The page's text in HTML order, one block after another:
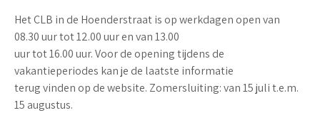
Het CLB in de Hoenderstraat is op werkdagen open van
08.30 uur tot 12.00 uur en van 13.00
uur tot 16.00 uur. Voor de opening tijdens de
vakantieperiodes kan je de laatste informatie
terug vinden op de website. Zomersluiting: van 15 juli t.e.m.
15 augustus.